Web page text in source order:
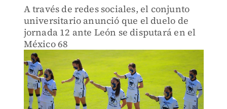
A través de redes sociales, el conjunto
universitario anunció que el duelo de
jornada 12 ante León se disputará en el
México 68